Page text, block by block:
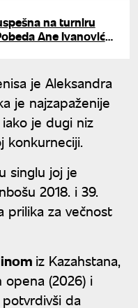
na turniru
Ane Ivanović
je Aleksandra
je najzapaženije
je dugi niz
konkurneciji.
singlu joj je
2018. i 39.
prilika za večnost
iz Kazahstana,
(2026) i
potvrdivši da